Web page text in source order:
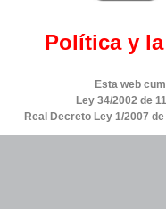
Política y
Esta web
Ley 34/2002 de
Real Decreto Ley 1/2007